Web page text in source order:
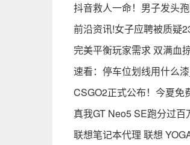
抖音救人一命！男子发头
前沿资讯!女子应聘被质疑
完美平衡玩家需求 双满血
速看：停车位划线用什么
CSGO2正式公布！今夏免
真我GT Neo5 SE跑分过
联想笔记本代理 联想